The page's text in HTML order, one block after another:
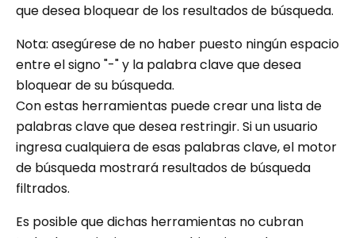
que desea bloquear de los resultados de búsqueda.
Nota: asegúrese de no haber puesto ningún espacio
entre el signo "-" y la palabra clave que desea
bloquear de su búsqueda.
Con estas herramientas puede crear una lista de
palabras clave que desea restringir. Si un usuario
ingresa cualquiera de esas palabras clave, el motor
de búsqueda mostrará resultados de búsqueda
filtrados.
Es posible que dichas herramientas no cubran